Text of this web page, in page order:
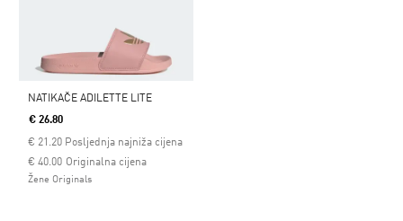
NATIKAČE ADILETTE LITE
€ 26.80
€ 21.20 Posljednja najniža cijena
Originalna cijena
Cijena umanjena od
€ 40.00za
Žene Originals